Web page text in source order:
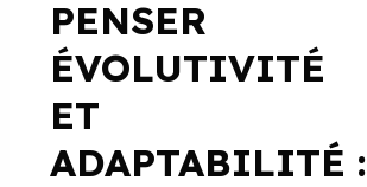
PENSER
ÉVOLUTIVITÉ
ET
ADAPTABILITÉ :